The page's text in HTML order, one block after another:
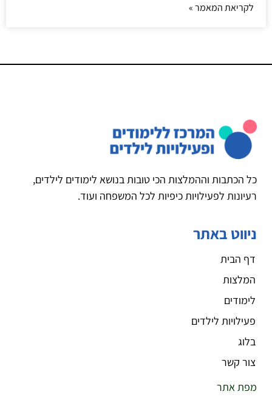
לקריאת המאמר »
כל הכתבות וההמלצות הכי טובות בנושא לימודים לילדים,
רעיונות לפעילויות כיפיות לכל המשפחה ועוד.
ניווט באתר
דף הבית
המלצות
לימודים
פעילויות לילדים
בלוג
צור קשר
מפת אתר